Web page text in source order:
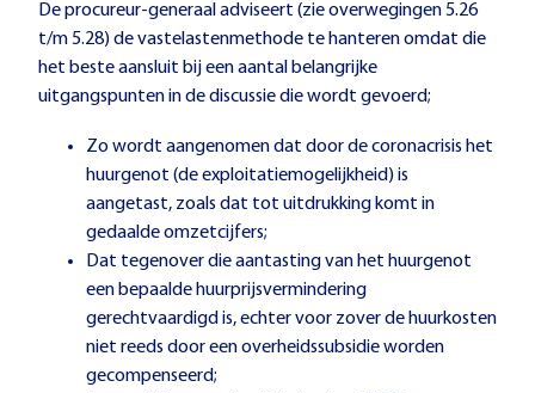
De procureur-generaal adviseert (zie overwegingen 5.26
t/m 5.28) de vastelastenmethode te hanteren omdat die
het beste aansluit bij een aantal belangrijke
uitgangspunten in de discussie die wordt gevoerd;
Zo wordt aangenomen dat door de coronacrisis het
huurgenot (de exploitatiemogelijkheid) is
aangetast, zoals dat tot uitdrukking komt in
gedaalde omzetcijfers;
Dat tegenover die aantasting van het huurgenot
een bepaalde huurprijsvermindering
gerechtvaardigd is, echter voor zover de huurkosten
niet reeds door een overheidssubsidie worden
gecompenseerd;